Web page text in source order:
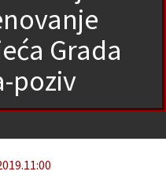
Grada
poziv
11:00